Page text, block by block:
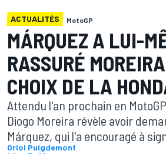
ACTUALITÉS MotoGP
MÁRQUEZ A LUI-
RASSURÉ
CHOIX DE LA
Attendu l'an prochain en
Diogo Moreira révèle avoir
Márquez, qui l'a encouragé à
Oriol Puigdemont